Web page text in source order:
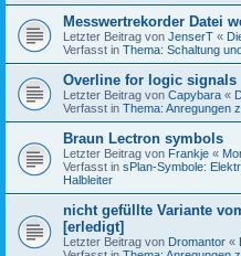
Messwertrekorder Datei
Letzter Beitrag von JenserT «
Verfasst in Thema: Schaltung
Overline for logic signals
Letzter Beitrag von Capybara «
Verfasst in Thema: Anregungen
Braun Lectron symbols
Letzter Beitrag von Frankje «
Verfasst in sPlan-Symbole:
Halbleiter
nicht gefüllte Variante
[erledigt]
Letzter Beitrag von Dromantor «